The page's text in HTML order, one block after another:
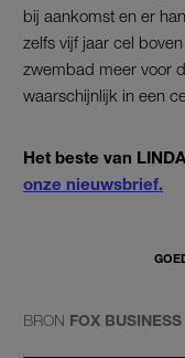
bij aankomst en er
zelfs vijf jaar cel
zwembad meer voor
waarschijnlijk in een
Het beste van
onze nieuwsbrief.
BRON FOX BUSINESS